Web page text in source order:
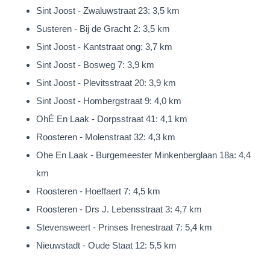
De woning is gelegen in dorpskern ‘Slek’. Een prachtige
locatie.
‘Slek’ is een kleine dorpskern met een bloeiend en divers
verenigingsleven voor o.a. sport en muziek.
Kern ‘Slek’ is onderdeel van de gemeente Echt-Susteren en
wordt gekenmerkt door woningen met ruime percelen, het vele
‘groen’ in de straten en ligging nabij de natuur. U kunt hier dus
heerlijk wandelen, fietsen en recreëren en optimaal genieten
van de heerlijke rust die de locatie te bieden heeft.
‘De Slek’ grenst direct aan Echt met een eigen NS-station en
een uitstekend centrale ligging in de regio. Verbindingswegen
als N276 en autosnelwegen A2 en A73 zijn snel bereikbaar.
Echt beschikt over alle voorzieningen en diverse scholen en
sportclubs zijn in de directe omgeving aanwezig.
Sint Joost - Zwaluwstraat 23: 3,5 km
Susteren - Bij de Gracht 2: 3,5 km
Sint Joost - Kantstraat ong: 3,7 km
Sint Joost - Bosweg 7: 3,9 km
Sint Joost - Plevitsstraat 20: 3,9 km
Sint Joost - Hombergstraat 9: 4,0 km
OhÉ En Laak - Dorpsstraat 41: 4,1 km
Roosteren - Molenstraat 32: 4,3 km
Ohe En Laak - Burgemeester Minkenberglaan 18a: 4,4
km
Roosteren - Hoeffaert 7: 4,5 km
Roosteren - Drs J. Lebensstraat 3: 4,7 km
Stevensweert - Prinses Irenestraat 7: 5,4 km
Nieuwstadt - Oude Staat 12: 5,5 km